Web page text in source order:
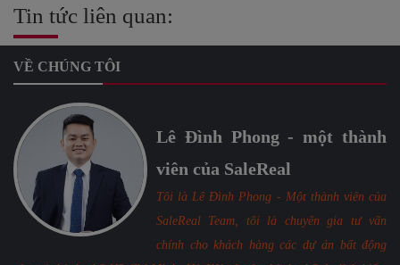
Tin tức liên quan:
VỀ CHÚNG TÔI
Lê Đình Phong - một thành
viên của SaleReal
Tôi là Lê Đình Phong - Một thành viên của
SaleReal Team, tôi là chuyên gia tư vấn
chính cho khách hàng các dự án bất động